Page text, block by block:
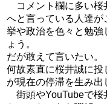
コメント欄に多い桜
へと言っている人達
挙や政治を色々と勉強
ょう。
だが敢えて言いたい。
何故素直に桜井誠に
が現在の停滞を生み出
街頭やYouTubeで桜